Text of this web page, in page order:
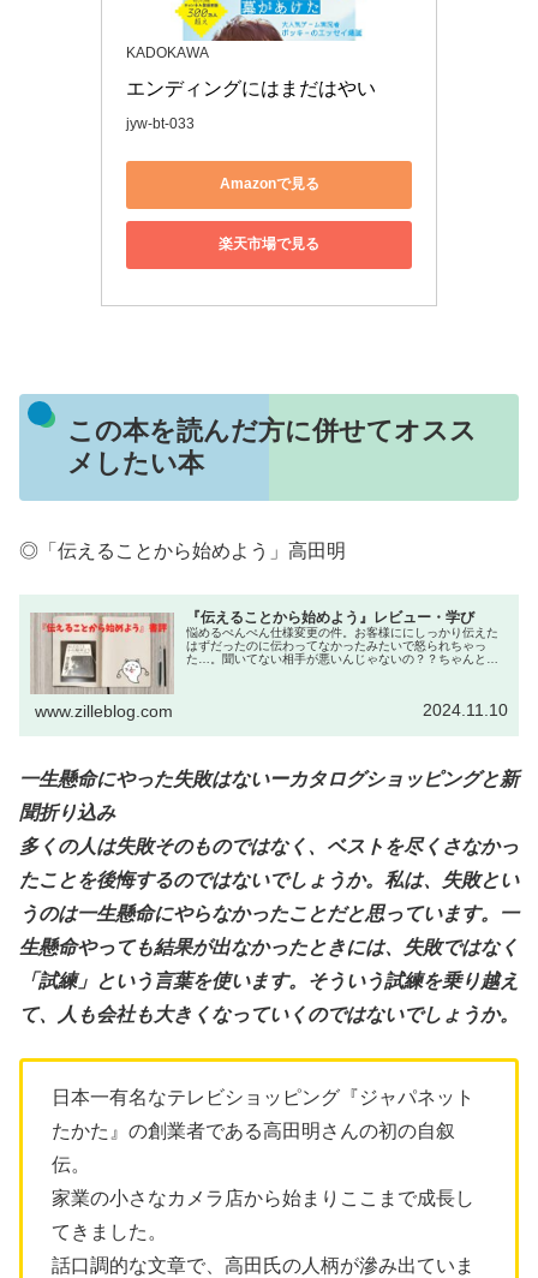
KADOKAWA
エンディングにはまだはやい
jyw-bt-033
Amazonで見る
楽天市場で見る
この本を読んだ方に併せてオスス
メしたい本
◎「伝えることから始めよう」高田明
『伝えることから始めよう』レビュー・学び
悩めるぺんぺん仕様変更の件。お客様ににしっかり伝えた
はずだったのに伝わってなかったみたいで怒られちゃっ
た…。聞いてない相手が悪いんじゃないの？？ちゃんと話
www.zilleblog.com 2024.11.10
一生懸命にやった失敗はないーカタログショッピングと新
聞折り込み
多くの人は失敗そのものではなく、ベストを尽くさなかっ
たことを後悔するのではないでしょうか。私は、失敗とい
うのは一生懸命にやらなかったことだと思っています。一
生懸命やっても結果が出なかったときには、失敗ではなく
「試練」という言葉を使います。そういう試練を乗り越え
て、人も会社も大きくなっていくのではないでしょうか。
日本一有名なテレビショッピング『ジャパネット
たかた』の創業者である高田明さんの初の自叙
伝。
家業の小さなカメラ店から始まりここまで成長し
てきました。
話口調的な文章で、高田氏の人柄が滲み出ていま